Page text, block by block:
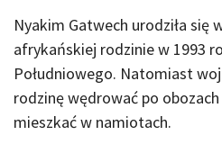
Nyakim Gatwech urodziła się
afrykańskiej rodzinie w 1993
Południowego. Natomiast
rodzinę wędrować po
mieszkać w namiotach.